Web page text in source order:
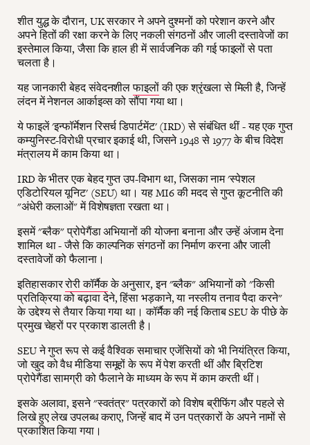
शीत युद्ध के दौरान, UK सरकार ने अपने दुश्मनों को परेशान करने और
अपने हितों की रक्षा करने के लिए नकली संगठनों और जाली दस्तावेजों का
इस्तेमाल किया, जैसा कि हाल ही में सार्वजनिक की गई फाइलों से पता
चलता है।
यह जानकारी बेहद संवेदनशीलफाइलोंकी एक श्रृंखला से मिली है, जिन्हें
लंदन में नेशनल आर्काइव्स को सौंपा गया था।
ये फाइलें 'इन्फॉर्मेशन रिसर्च डिपार्टमेंट' (IRD) से संबंधित थीं - यह एक गुप्त
कम्युनिस्ट-विरोधी प्रचार इकाई थी, जिसने 1948 से 1977 के बीच विदेश
मंत्रालय में काम किया था।
IRD के भीतर एक बेहद गुप्त उप-विभाग था, जिसका नाम 'स्पेशल
एडिटोरियल यूनिट' (SEU) था। यह MI6 की मदद से गुप्त कूटनीति की
"अंधेरी कलाओं" में विशेषज्ञता रखता था।
इसमें "ब्लैक" प्रोपेगैंडा अभियानों की योजना बनाना और उन्हें अंजाम देना
शामिल था - जैसे कि काल्पनिक संगठनों का निर्माण करना और जाली
दस्तावेजों को फैलाना।
इतिहासकाररोरी कॉर्मैकके अनुसार, इन "ब्लैक" अभियानों को "किसी
प्रतिक्रिया को बढ़ावा देने, हिंसा भड़काने, या नस्लीय तनाव पैदा करने"
के उद्देश्य से तैयार किया गया था। कॉर्मैक की नई किताब SEU के पीछे के
प्रमुख चेहरों पर प्रकाश डालती है।
SEU ने गुप्त रूप से कई वैश्विक समाचार एजेंसियों को भी नियंत्रित किया,
जो खुद को वैध मीडिया समूहों के रूप में पेश करती थीं और ब्रिटिश
प्रोपेगैंडा सामग्री को फैलाने के माध्यम के रूप में काम करती थीं।
इसके अलावा, इसने "स्वतंत्र" पत्रकारों को विशेष ब्रीफिंग और पहले से
लिखे हुए लेख उपलब्ध कराए, जिन्हें बाद में उन पत्रकारों के अपने नामों से
प्रकाशित किया गया।